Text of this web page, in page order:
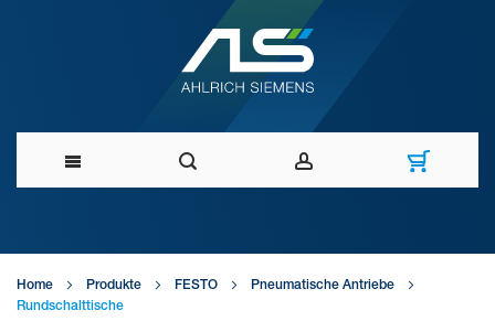
zum
Inhalt
Home Produkte FESTO
Pneumatische Antriebe
Rundschalttische